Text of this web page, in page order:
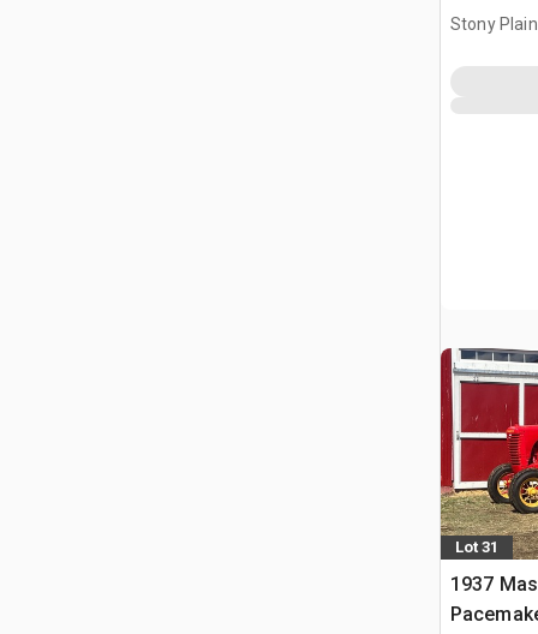
Stony
Lot 31
1937